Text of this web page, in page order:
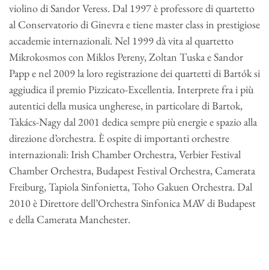
violino di Sandor Veress. Dal 1997 è professore di quartetto
al Conservatorio di Ginevra e tiene master class in prestigiose
accademie internazionali. Nel 1999 dà vita al quartetto
Mikrokosmos con Miklos Pereny, Zoltan Tuska e Sandor
Papp e nel 2009 la loro registrazione dei quartetti di Bartók si
aggiudica il premio Pizzicato-Excellentia. Interprete fra i più
autentici della musica ungherese, in particolare di Bartok,
Takács-Nagy dal 2001 dedica sempre più energie e spazio alla
direzione d’orchestra. È ospite di importanti orchestre
internazionali: Irish Chamber Orchestra, Verbier Festival
Chamber Orchestra, Budapest Festival Orchestra, Camerata
Freiburg, Tapiola Sinfonietta, Toho Gakuen Orchestra. Dal
2010 è Direttore dell’Orchestra Sinfonica MAV di Budapest
e della Camerata Manchester.